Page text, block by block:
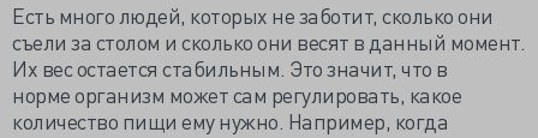
Есть много людей, которых не заботит, сколько они
съели за столом и сколько они весят в данный момент.
Их вес остается стабильным. Это значит, что в
норме организм может сам регулировать, какое
количество пищи ему нужно. Например, когда